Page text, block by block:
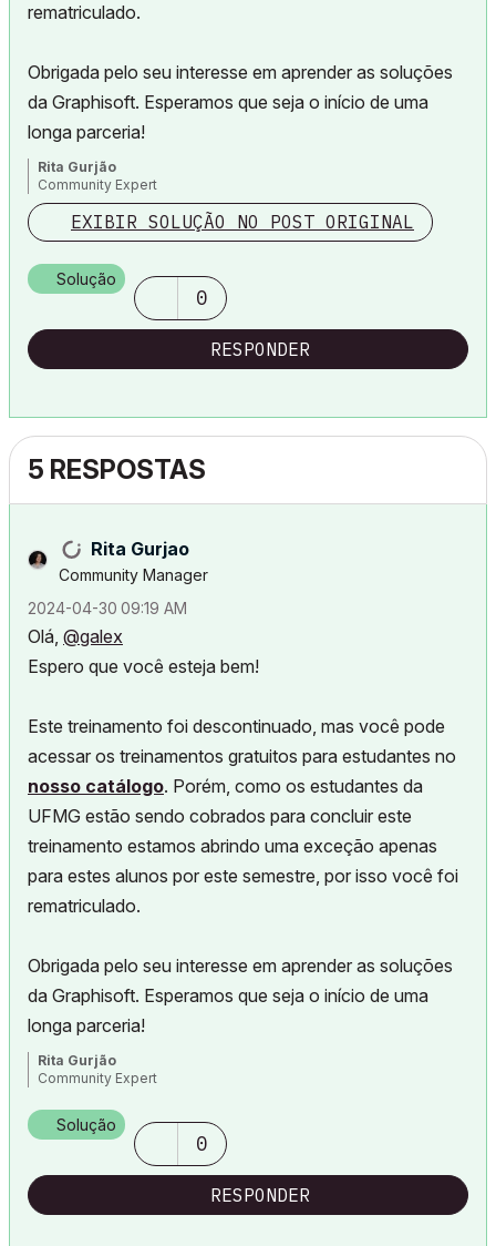
rematriculado.
Obrigada pelo seu interesse em aprender as soluções
da Graphisoft. Esperamos que seja o início de uma
longa parceria!
Rita Gurjão
Community Expert
EXIBIR SOLUÇÃO NO POST ORIGINAL
Solução
0
RESPONDER
5 RESPOSTAS
Rita Gurjao
Community Manager
‎2024-04-30 09:19 AM
Olá, @galex
Espero que você esteja bem!
Este treinamento foi descontinuado, mas você pode
acessar os treinamentos gratuitos para estudantes no
nosso catálogo. Porém, como os estudantes da
UFMG estão sendo cobrados para concluir este
treinamento estamos abrindo uma exceção apenas
para estes alunos por este semestre, por isso você foi
rematriculado.
Obrigada pelo seu interesse em aprender as soluções
da Graphisoft. Esperamos que seja o início de uma
longa parceria!
Rita Gurjão
Community Expert
Solução
0
RESPONDER